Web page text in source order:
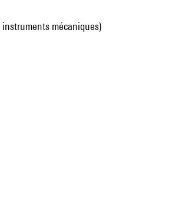
mécaniques)